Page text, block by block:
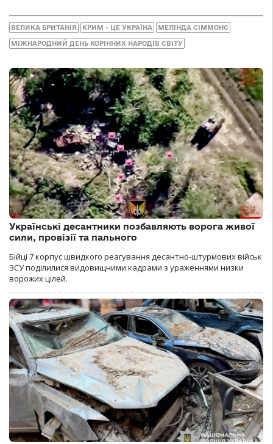
ВЕЛИКА БРИТАНІЯ КРИМ - ЦЕ УКРАЇНА МЕЛІНДА СІММОНС
МІЖНАРОДНИЙ ДЕНЬ КОРІННИХ НАРОДІВ СВІТУ
Українські десантники позбавляють ворога живої
сили, провізії та пального
Бійці 7 корпус швидкого реагування десантно-штурмових військ
ЗСУ поділилися видовищними кадрами з ураженнями низки
ворожих цілей.